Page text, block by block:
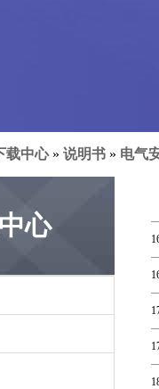
载中心» 说明书 » 电气
心